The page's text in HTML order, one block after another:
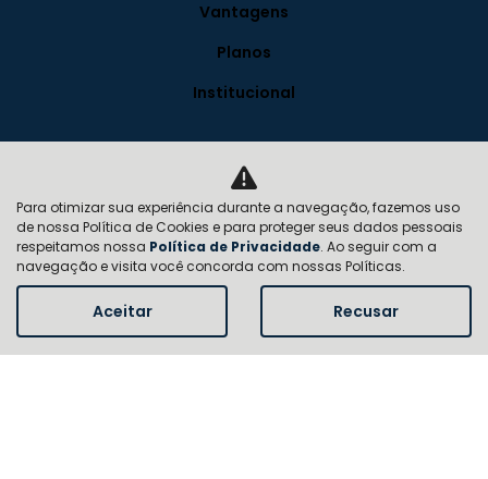
Vantagens
Planos
Institucional
Contato
FAQ
Trabalhe conosco
Política de privacidade
Blog
Para otimizar sua experiência durante a navegação, fazemos uso
de nossa Política de Cookies e para proteger seus dados pessoais
respeitamos nossa Política de Privacidade. Ao seguir com a
navegação e visita você concorda com nossas Políticas.
Aceitar Recusar